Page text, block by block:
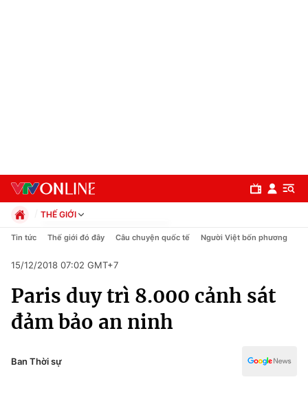
Chuyên mục
Chính trị
THẾ GIỚI
Chính trị
Pháp luật
Kinh tế
Thể thao
Truyền hình
Y tế
Tin tức Thế giới đó đây Câu chuyện quốc tế Người Việt bốn phương
15/12/2018 07:02 GMT+7
Paris duy trì 8.000 cảnh sát
đảm bảo an ninh
Ban Thời sự